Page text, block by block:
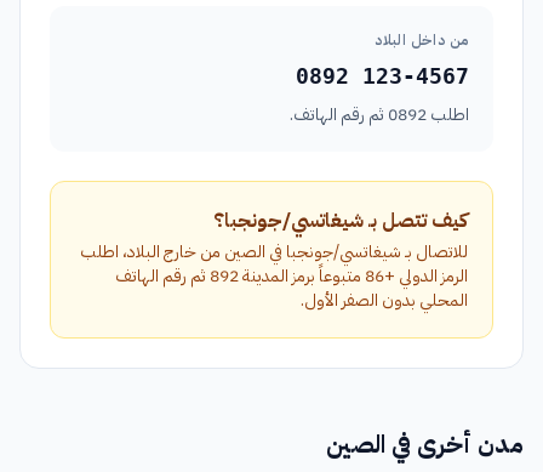
من داخل البلاد
0892 123-4567
اطلب 0892 ثم رقم الهاتف.
كيف تتصل بـ شيغاتسي/جونجبا؟
للاتصال بـ شيغاتسي/جونجبا في الصين من خارج البلاد، اطلب
الرمز الدولي +86 متبوعاً برمز المدينة 892 ثم رقم الهاتف
المحلي بدون الصفر الأول.
مدن أخرى في الصين